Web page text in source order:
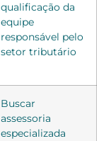
qualificação da
equipe
responsável pelo
setor tributário
Buscar
assessoria
especializada